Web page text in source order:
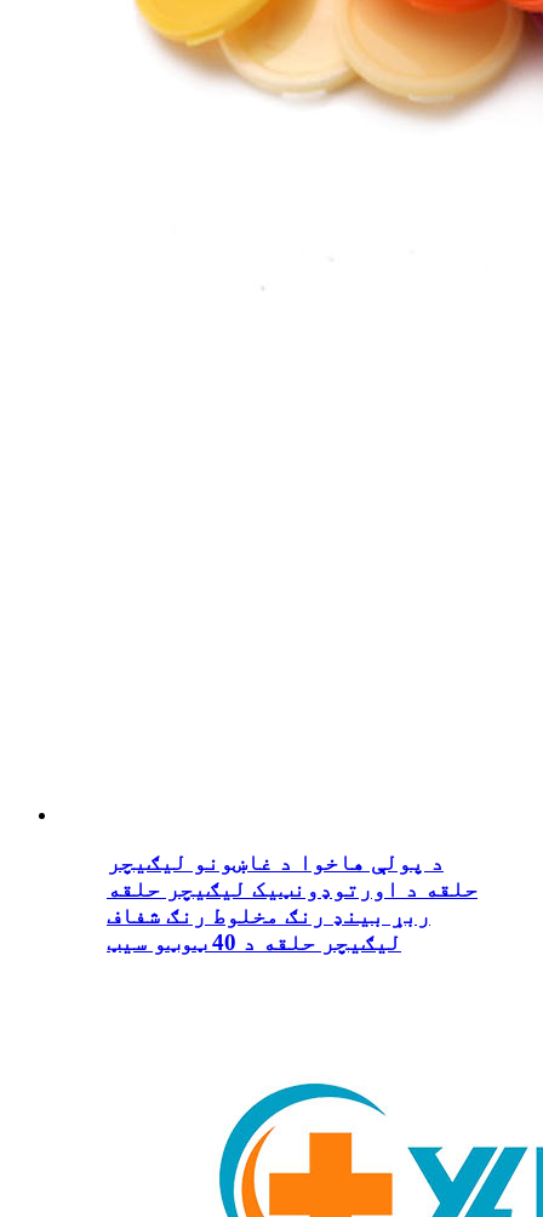
د پولې هاخوا د غاښونو لیګیچر
حلقه د اورتوډونټیک لیګیچر حلقه
ربړ بینډ رنګ مخلوط رنګ شفاف
لیګیچر حلقه د 40 ټوټو سیټ